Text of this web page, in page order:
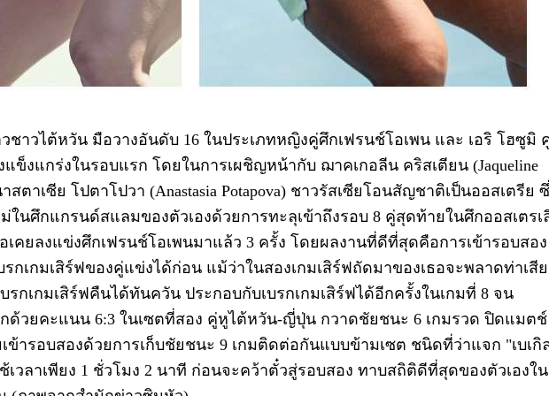
ชาวไต้หวัน มือวางอันดับ 16 ในประเภทหญิงคู่ศึกเฟรนช์โอเพน และ เอริ โฮซูมิ
ข็งแกร่งในรอบแรก โดยในการเผชิญหน้ากับ ฌาคเกอลีน คริสเตียน (Jaqueline
สตาเซีย โปตาโปวา (Anastasia Potapova) ชาวรัสเซียโอนสัญชาติเป็นออสเตรีย
ในศึกแกรนด์สแลมของตัวเองด้วยการทะลุเข้าถึงรอบ 8 คู่สุดท้ายในศึกออสเตรเ
คยลงแข่งศึกเฟรนช์โอเพนมาแล้ว 3 ครั้ง โดยผลงานที่ดีที่สุดคือการเข้ารอบสอง
กเกมเสิร์ฟของคู่แข่งได้ก่อน แม้ว่าในสองเกมเสิร์ฟถัดมาของเธอจะพลาดท่าเสีย
กเกมเสิร์ฟคืนได้ทันควัน ประกอบกับเบรกเกมเสิร์ฟได้อีกครั้งในเกมที่ 8 จน
ด้วยคะแนน 6:3 ในเซตที่สอง คู่หูไต้หวัน-ญี่ปุ่น กวาดชัยชนะ 6 เกมรวด ปิดแมตช์
ข้ารอบสองด้วยการเก็บชัยชนะ 9 เกมติดต่อกันแบบข้ามเซต ชนิดที่ว่าแจก "เบเกิ
วลาเพียง 1 ชั่วโมง 2 นาที ก่อนจะคว้าตั๋วสู่รอบสอง ทาบสถิติดีที่สุดของตัวเองใน